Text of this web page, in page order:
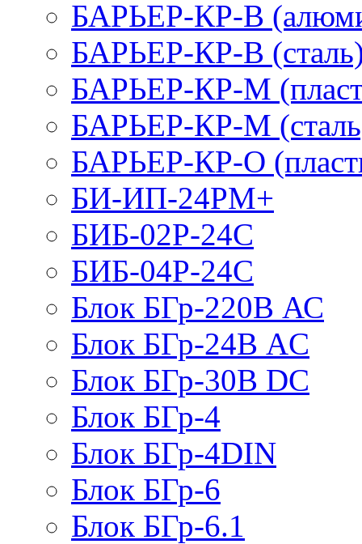
БАРЬЕР-КР-В
БАРЬЕР-КР-В
БАРЬЕР-КР-М
БАРЬЕР-КР-М
БАРЬЕР-КР-О
БИ-ИП-24РМ+
БИБ-02Р-24С
БИБ-04Р-24С
Блок БГр-220В АС
Блок БГр-24В AC
Блок БГр-30В DC
Блок БГр-4
Блок БГр-4DIN
Блок БГр-6
Блок БГр-6.1